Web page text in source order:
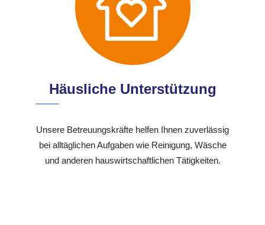
Häusliche Unterstützung
Unsere Betreuungskräfte helfen Ihnen zuverlässig
bei alltäglichen Aufgaben wie Reinigung, Wäsche
und anderen hauswirtschaftlichen Tätigkeiten.